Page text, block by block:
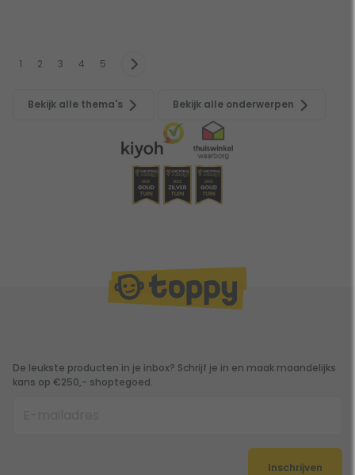
1 2 3 4 5
Bekijk alle thema's Bekijk alle onderwerpen
De leukste producten in je inbox? Schrijf je in en maak maandelijks
kans op €250,- shoptegoed.
Inschrijven